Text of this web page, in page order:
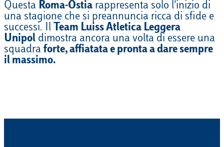
Questa Roma-Ostia rappresenta solo l’inizio di
una stagione che si preannuncia ricca di sfide e
successi. Il Team Luiss Atletica Leggera
Unipol dimostra ancora una volta di essere una
squadra forte, affiatata e pronta a dare sempre
il massimo.